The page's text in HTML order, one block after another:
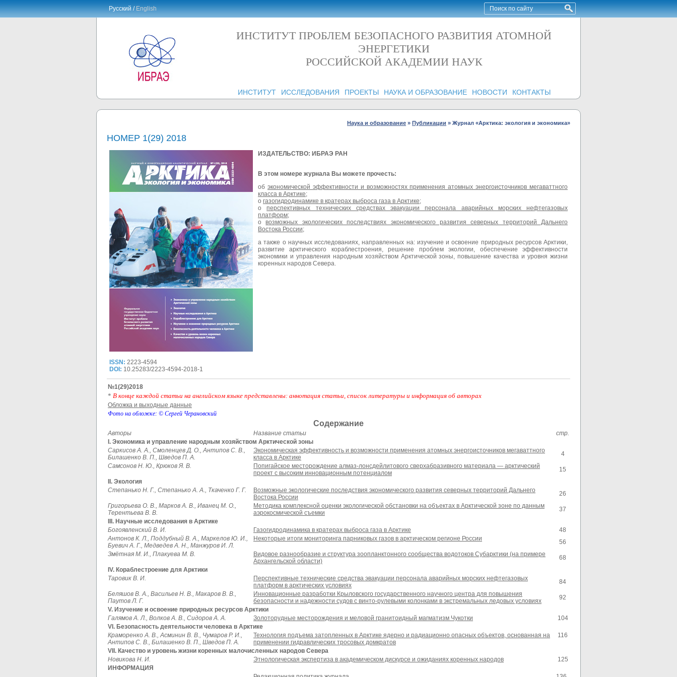
Русский /English
ИНСТИТУТ ПРОБЛЕМ БЕЗОПАСНОГО РАЗВИТИЯ АТОМНОЙ
ЭНЕРГЕТИКИ
РОССИЙСКОЙ АКАДЕМИИ НАУК
ИНСТИТУТ ИССЛЕДОВАНИЯ ПРОЕКТЫ НАУКА И ОБРАЗОВАНИЕ НОВОСТИ КОНТАКТЫ
Наука и образование » Публикации » Журнал «Арктика: экология и экономика»
НОМЕР 1(29) 2018
ISSN: 2223-4594
DOI: 10.25283/2223-4594-2018-1
ИЗДАТЕЛЬСТВО: ИБРАЭ РАН
В этом номере журнала Вы можете прочесть:
об экономической эффективности и возможностях применения атомных энергоисточников мегаваттного
класса в Арктике;
о газогидродинамике в кратерах выброса газа в Арктике;
оперспективных технических средствах эвакуации персонала аварийных морских нефтегазовых
платформ;
овозможных экологических последствиях экономического развития северных территорий Дальнего
Востока России;
а также о научных исследованиях, направленных на: изучение и освоение природных ресурсов Арктики,
развитие арктического кораблестроения, решение проблем экологии, обеспечение эффективности
экономики и управления народным хозяйством Арктической зоны, повышение качества и уровня жизни
коренных народов Севера.
№1(29)2018
* В конце каждой статьи на английском языке представлены: аннотация статьи, список литературы и информация об авторах
Обложка и выходные данные
Фото на обложке: © Сергей Черановский
Содержание
Авторы Название статьи
стр.
I. Экономика и управление народным хозяйством Арктической зоны
Саркисов А. А., Смоленцев Д. О., Антипов С. В.,
Билашенко В. П., Шведов П. А.
Экономическая эффективность и возможности применения атомных энергоисточников мегаваттного
класса в Арктике
4
Самсонов Н. Ю., Крюков Я. В.
Попигайское месторождение алмаз-лонсдейлитового сверхабразивного материала — арктический
проект с высоким инновационным потенциалом
15
II. Экология
Степанько Н. Г., Степанько А. А., Ткаченко Г. Г.
Возможные экологические последствия экономического развития северных территорий Дальнего
Востока России
26
Григорьева О. В., Марков А. В., Иванец М. О.,
Терентьева В. В.
Методика комплексной оценки экологической обстановки на объектах в Арктической зоне по данным
аэрокосмической съемки
37
III. Научные исследования в Арктике
Богоявленский В. И.
Газогидродинамика в кратерах выброса газа в Арктике
48
Антонов К. Л., Поддубный В. А., Маркелов Ю. И.,
Буевич А. Г., Медведев А. Н., Манжуров И. Л.
Некоторые итоги мониторинга парниковых газов в арктическом регионе России
56
Змётная М. И., Плакуева М. В.
Видовое разнообразие и структура зоопланктонного сообщества водотоков Субарктики (на примере
Архангельской области)
68
IV. Кораблестроение для Арктики
Таровик В. И.
Перспективные технические средства эвакуации персонала аварийных морских нефтегазовых
платформ в арктических условиях
84
Беляшов В. А., Васильев Н. В., Макаров В. В.,
Паутов Л. Г.
Инновационные разработки Крыловского государственного научного центра для повышения
безопасности и надежности судов с винто-рулевыми колонками в экстремальных ледовых условиях
92
V. Изучение и освоение природных ресурсов Арктики
Галямов А. Л., Волков А. В., Сидоров А. А.
Золоторудные месторождения и меловой гранитоидный магматизм Чукотки
104
VI. Безопасность деятельности человека в Арктике
Краморенко А. В., Асминин В. В., Чумаров Р. И.,
Антипов С. В., Билашенко В. П., Шведов П. А.
Технология подъема затопленных в Арктике ядерно и радиационно опасных объектов, основанная на
применении гидравлических тросовых домкратов
116
VII. Качество и уровень жизни коренных малочисленных народов Севера
Новикова Н. И.
Этнологическая экспертиза в академическом дискурсе и ожиданиях коренных народов
125
ИНФОРМАЦИЯ